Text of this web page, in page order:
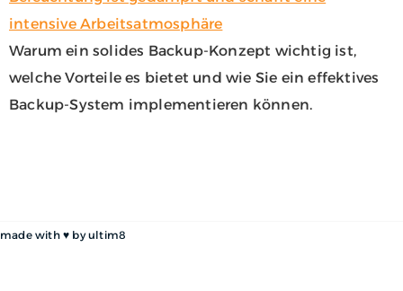
Warum ein solides Backup-Konzept wichtig ist,
welche Vorteile es bietet und wie Sie ein effektives
Backup-System implementieren können.
made with ♥ byultim8